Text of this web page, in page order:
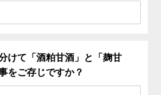
けて「酒粕甘酒」と「麹甘
をご存じですか？